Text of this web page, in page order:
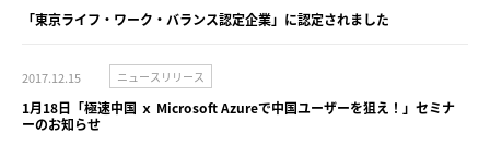
「東京ライフ・ワーク・バランス認定企業」に認定されました
2017.12.15 ニュースリリース
1月18日「極速中国 ｘ Microsoft Azureで中国ユーザーを狙え！」セミナ
ーのお知らせ